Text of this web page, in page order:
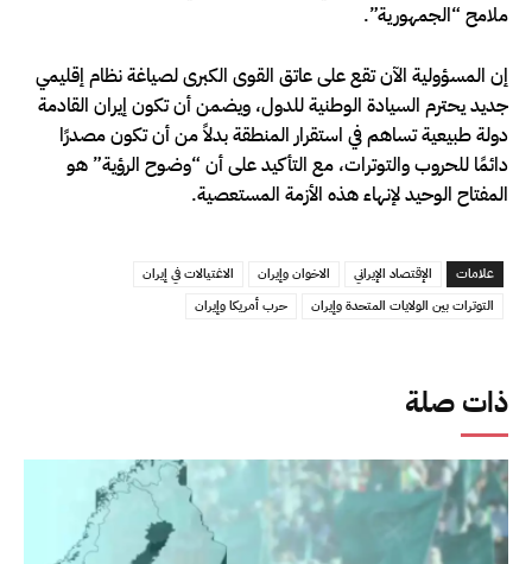
ذات صلة
ملامح “الجمهورية”.
إن المسؤولية الآن تقع على عاتق القوى الكبرى لصياغة نظام إقليمي
جديد يحترم السيادة الوطنية للدول، ويضمن أن تكون إيران القادمة
دولة طبيعية تساهم في استقرار المنطقة بدلاً من أن تكون مصدرًا
دائمًا للحروب والتوترات، مع التأكيد على أن “وضوح الرؤية” هو
المفتاح الوحيد لإنهاء هذه الأزمة المستعصية.
علامات الإقتصاد الإيراني الاخوان وإيران
الاغتيالات في إيران
التوترات بين الولايات المتحدة وإيران
حرب أمريكا وإيران